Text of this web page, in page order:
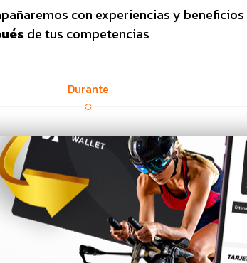
con experiencias y beneficios
de tus competencias
Durante